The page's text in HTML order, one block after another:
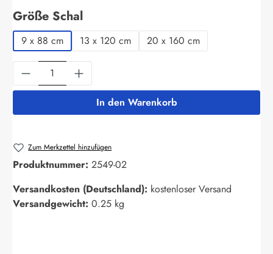
Größe Schalauswählen
9 x 88 cm 13 x 120 cm 20 x 160 cm
Produkt Anzahl: Gib den gewünschten
In den Warenkorb
Zum Merkzettel hinzufügen
Produktnummer: 2549-02
Versandkosten (Deutschland): kostenloser Versand
Versandgewicht: 0.25 kg